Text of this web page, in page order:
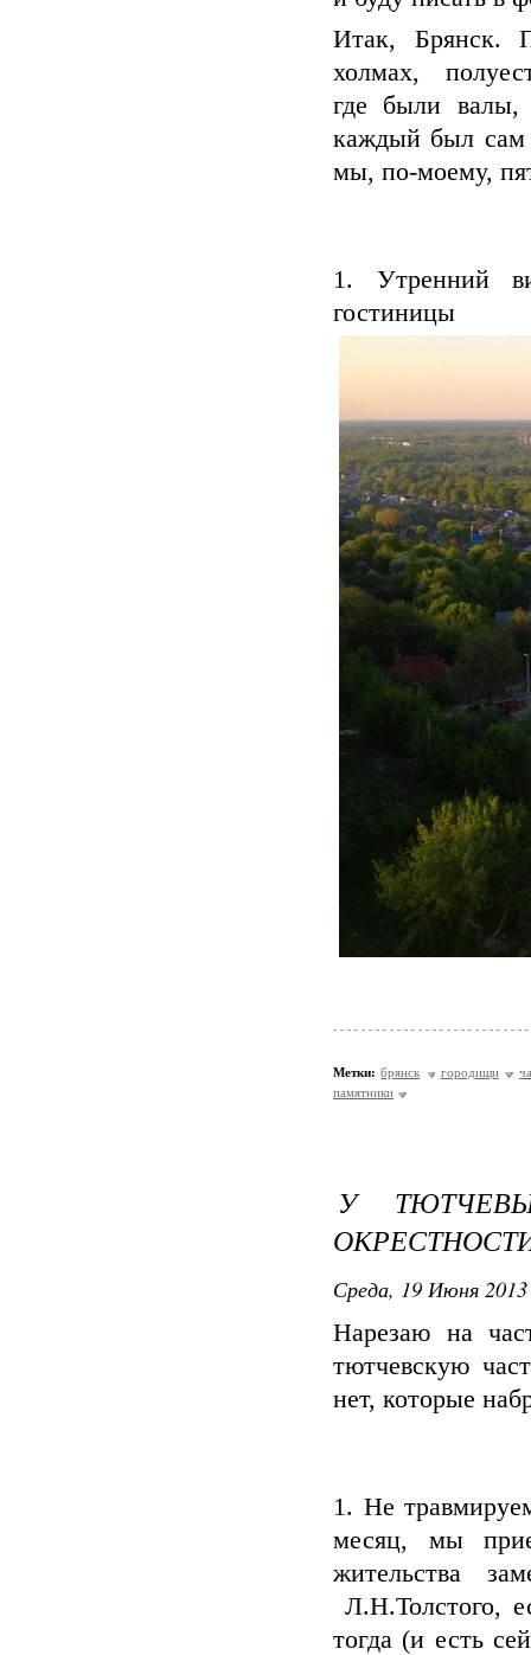
Итак, Брянск.
холмах,
где были валы,
каждый был сам
мы, по-моему,
1. Утренний
гостиницы
Метки: брянск городищи
памятники
У
Среда, 19 Июня
Нарезаю на
тютчевскую
нет, которые
1. Не
месяц, мы
жительства
Л.Н.Толстого,
тогда (и есть